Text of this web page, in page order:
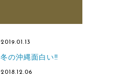
2019.01.13
冬の沖縄面白い‼
2018.12.06